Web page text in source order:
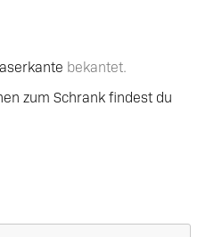
bekantet.
zum Schrank findest du